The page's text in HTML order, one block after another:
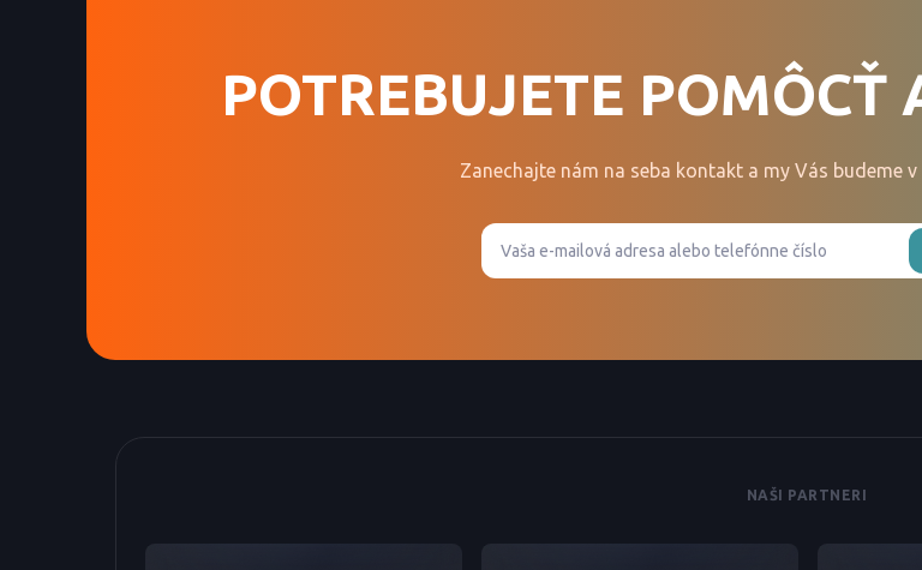
POTREBUJETE POMÔCŤ
Zanechajte nám na seba kontakt a my Vás budeme
NAŠI PARTNERI